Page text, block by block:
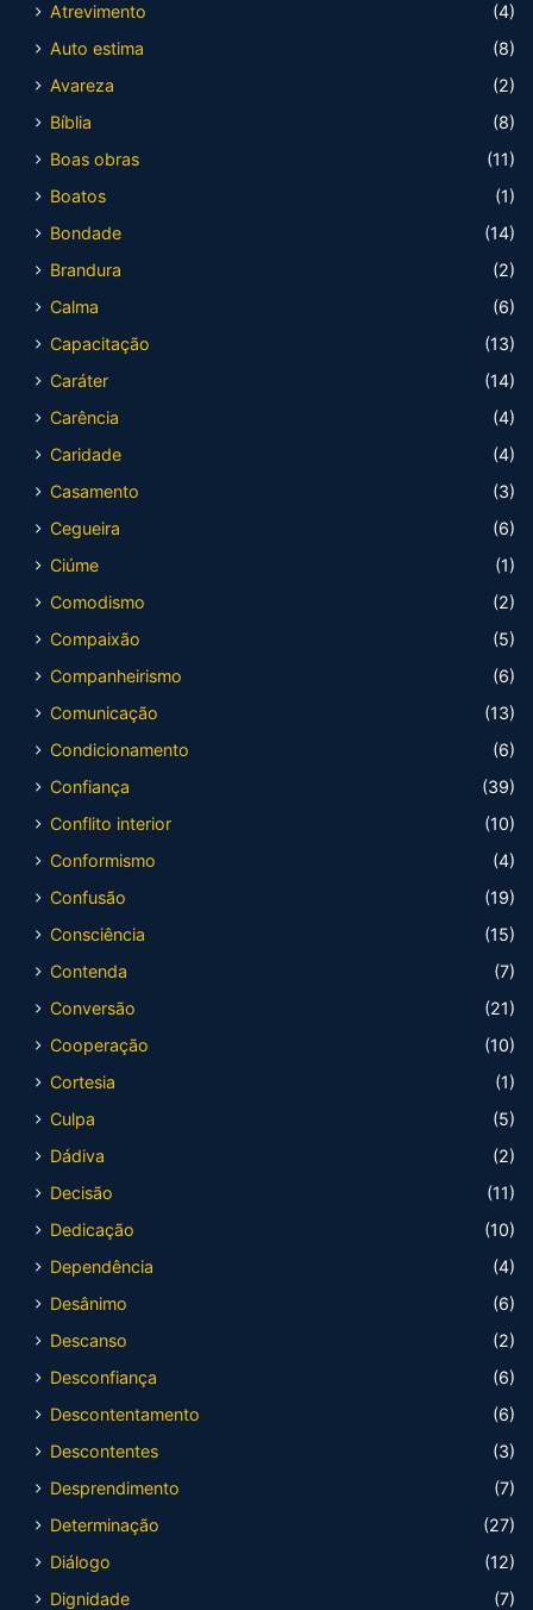
Atrevimento
(4)
Auto estima
(8)
Avareza
(2)
Bíblia
(8)
Boas obras
(11)
Boatos
(1)
Bondade
(14)
Brandura
(2)
Calma
(6)
Capacitação
(13)
Caráter
(14)
Carência
(4)
Caridade
(4)
Casamento
(3)
Cegueira
(6)
Ciúme
(1)
Comodismo
(2)
Compaixão
(5)
Companheirismo
(6)
Comunicação
(13)
Condicionamento
(6)
Confiança
(39)
Conflito interior
(10)
Conformismo
(4)
Confusão
(19)
Consciência
(15)
Contenda
(7)
Conversão
(21)
Cooperação
(10)
Cortesia
(1)
Culpa
(5)
Dádiva
(2)
Decisão
(11)
Dedicação
(10)
Dependência
(4)
Desânimo
(6)
Descanso
(2)
Desconfiança
(6)
Descontentamento
(6)
Descontentes
(3)
Desprendimento
(7)
Determinação
(27)
Diálogo
(12)
Dignidade
(7)